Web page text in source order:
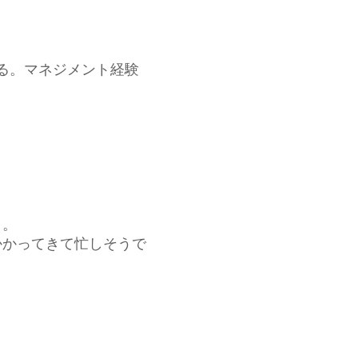
マネジメント経験
ってきて忙しそうで